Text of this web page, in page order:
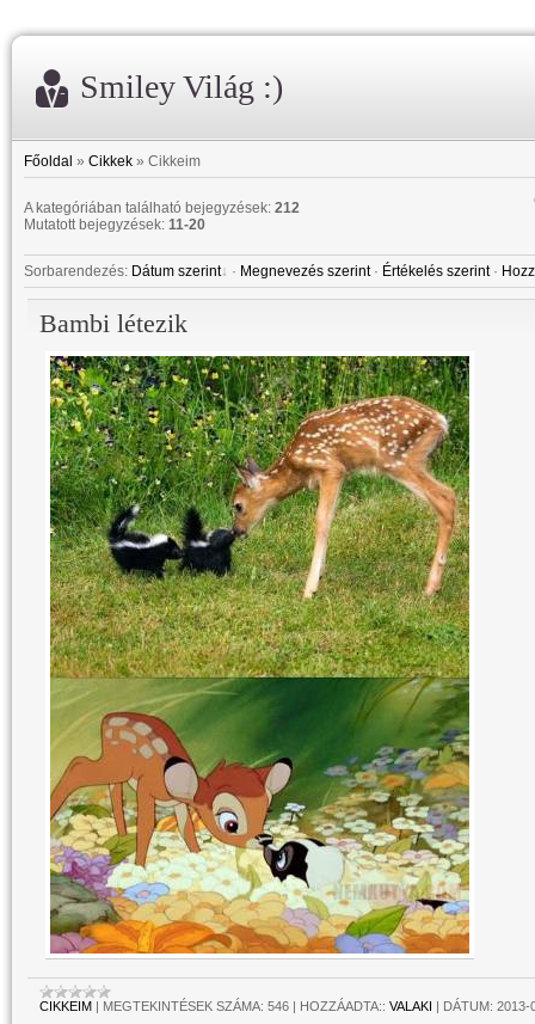
Smiley Világ :)
Főoldal » Cikkek » Cikkeim
A kategóriában található bejegyzések: 212
Mutatott bejegyzések: 11-20
Sorbarendezés: Dátum szerint · Megnevezés szerint· Értékelés szerint·
Bambi létezik
CIKKEIM | MEGTEKINTÉSEK SZÁMA: 546 | HOZZÁADTA:: VALAKI | DÁTUM: 2013-